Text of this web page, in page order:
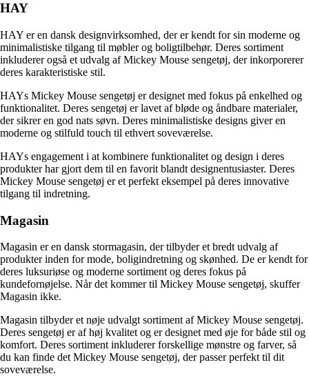
HAY
HAY er en dansk designvirksomhed, der er kendt for sin moderne og
minimalistiske tilgang til møbler og boligtilbehør. Deres sortiment
inkluderer også et udvalg af Mickey Mouse sengetøj, der inkorporerer
deres karakteristiske stil.
HAYs Mickey Mouse sengetøj er designet med fokus på enkelhed og
funktionalitet. Deres sengetøj er lavet af bløde og åndbare materialer,
der sikrer en god nats søvn. Deres minimalistiske designs giver en
moderne og stilfuld touch til ethvert soveværelse.
HAYs engagement i at kombinere funktionalitet og design i deres
produkter har gjort dem til en favorit blandt designentusiaster. Deres
Mickey Mouse sengetøj er et perfekt eksempel på deres innovative
tilgang til indretning.
Magasin
Magasin er en dansk stormagasin, der tilbyder et bredt udvalg af
produkter inden for mode, boligindretning og skønhed. De er kendt for
deres luksuriøse og moderne sortiment og deres fokus på
kundefornøjelse. Når det kommer til Mickey Mouse sengetøj, skuffer
Magasin ikke.
Magasin tilbyder et nøje udvalgt sortiment af Mickey Mouse sengetøj.
Deres sengetøj er af høj kvalitet og er designet med øje for både stil og
komfort. Deres sortiment inkluderer forskellige mønstre og farver, så
du kan finde det Mickey Mouse sengetøj, der passer perfekt til dit
soveværelse.